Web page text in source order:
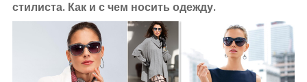
стилиста. Как и с чем носить одежду.